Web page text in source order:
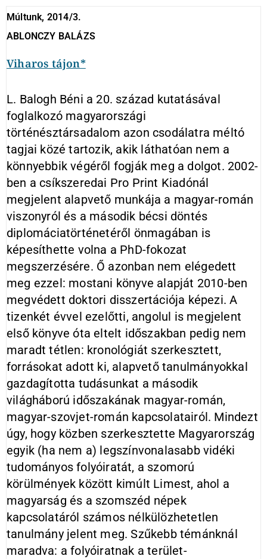
Múltunk, 2014/3.
ABLONCZY BALÁZS
Viharos tájon*
L. Balogh Béni a 20. század kutatásával
foglalkozó magyarországi
történésztársadalom azon csodálatra méltó
tagjai közé tartozik, akik láthatóan nem a
könnyebbik végéről fogják meg a dolgot. 2002-
ben a csíkszeredai Pro Print Kiadónál
megjelent alapvető munkája a magyar-román
viszonyról és a második bécsi döntés
diplomáciatörténetéről önmagában is
képesíthette volna a PhD-fokozat
megszerzésére. Ő azonban nem elégedett
meg ezzel: mostani könyve alapját 2010-ben
megvédett doktori disszertációja képezi. A
tizenkét évvel ezelőtti, angolul is megjelent
első könyve óta eltelt időszakban pedig nem
maradt tétlen: kronológiát szerkesztett,
forrásokat adott ki, alapvető tanulmányokkal
gazdagította tudásunkat a második
világháború időszakának magyar-román,
magyar-szovjet-román kapcsolatairól. Mindezt
úgy, hogy közben szerkesztette Magyarország
egyik (ha nem a) legszínvonalasabb vidéki
tudományos folyóiratát, a szomorú
körülmények között kimúlt Limest, ahol a
magyarság és a szomszéd népek
kapcsolatáról számos nélkülözhetetlen
tanulmány jelent meg. Szűkebb témánknál
maradva: a folyóiratnak a terület-